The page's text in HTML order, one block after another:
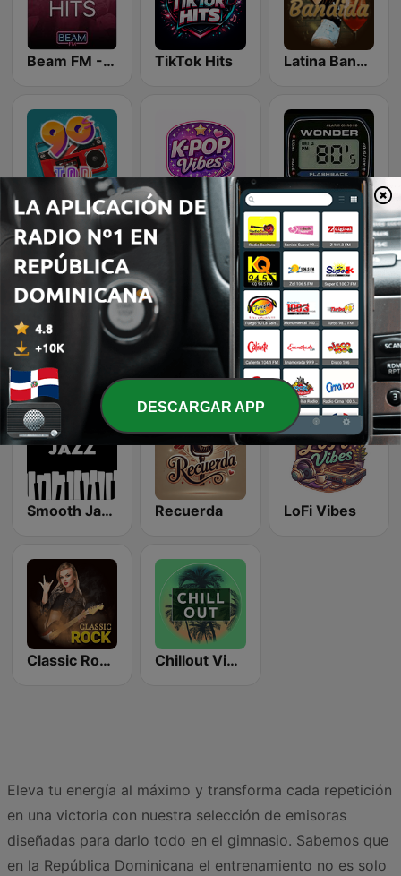
Beam FM - Adult Hits TikTok Hits Latina Bandida!
Top 90's K-Pop Vibes Wonder 80's
Country Vibes
Smooth Jazz - Groov Recuerda LoFi Vibes
Classic Rock Station Chillout Vibes
Eleva tu energía al máximo y transforma cada repetición
en una victoria con nuestra selección de emisoras
diseñadas para darlo todo en el gimnasio. Sabemos que
en la República Dominicana el entrenamiento no es solo
DESCARGAR APP